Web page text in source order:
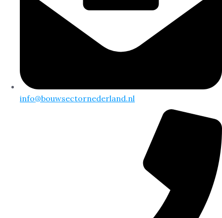
info@bouwsectornederland.nl